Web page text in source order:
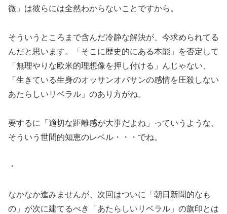
微」は彼らには全然わからないことですから。
そういうところまで含んだ冷静な解決が、今求められてる
んだと思います。「そこに歴史的にある本能」を否定して
「無理やりな欧米的理想像を押し付ける」んじゃない、
「生きている生身のオッサンオバサンの感情を圧殺しない
あたらしいリベラル」のあり方がね。
要するに「適切な距離感が大事だよね」っていうような、
そういう世間的知恵のレベル・・・でね。
・
なかなか進みませんが、次回はついに「朝日新聞的なも
の」が次に建てるべき「あたらしいリベラル」の旗印とは